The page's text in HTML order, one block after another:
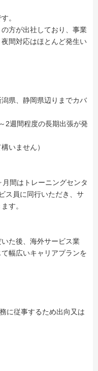
。
方が出社しており、事業
間対応はほとんど発生い
県、静岡県辺りまでカバ
2週間程度の長期出張が発
いません）
間はトレーニングセンタ
ス員に同行いただき、サ
す。
た後、海外サービス業
幅広いキャリアプランを
に従事するため出向又は